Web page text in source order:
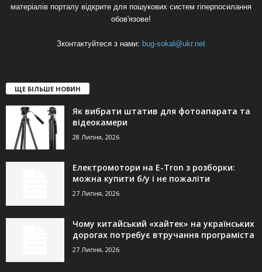
матеріалів порталу відкрите для пошукових систем гіперпосилання
обов'язове!
Зконтактуйтеся з нами: bug-sokal@ukr.net
ЩЕ БІЛЬШЕ НОВИН
Як вибрати штатив для фотоапарата та
відеокамери
28 Липня, 2026
Електромотори на E-Tron з розборки:
можна купити б/у і не пожаліти
27 Липня, 2026
Чому китайський «хайтек» на українських
дорогах потребує втручання програміста
27 Липня, 2026